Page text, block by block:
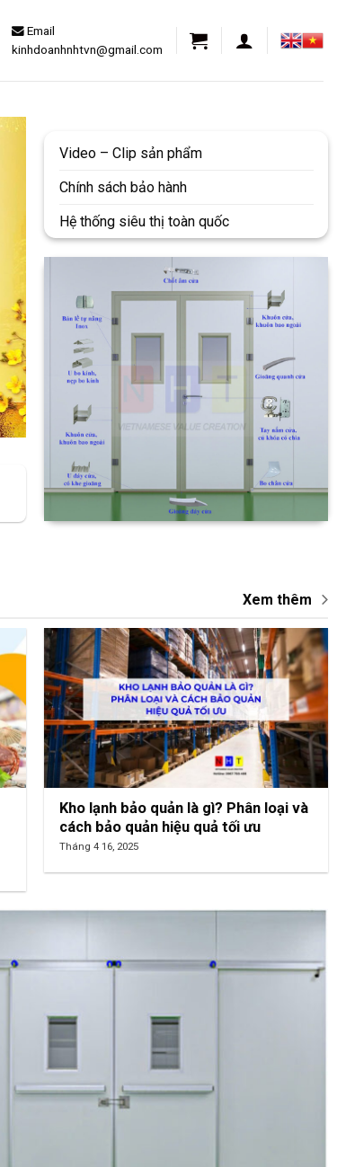
Email
kinhdoanhnhtvn@gmail.com
Video – Clip sản phẩm
Chính sách bảo hành
Hệ thống siêu thị toàn quốc
Xem thêm
Lợi ích và các ứng dụng của vách
ngăn phòng sạch
Tháng 4 22, 2025